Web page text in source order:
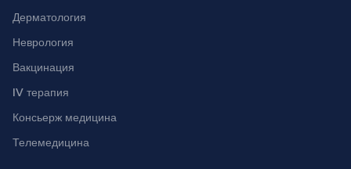
Дерматология
Неврология
Вакцинация
IV терапия
Консьерж медицина
Телемедицина